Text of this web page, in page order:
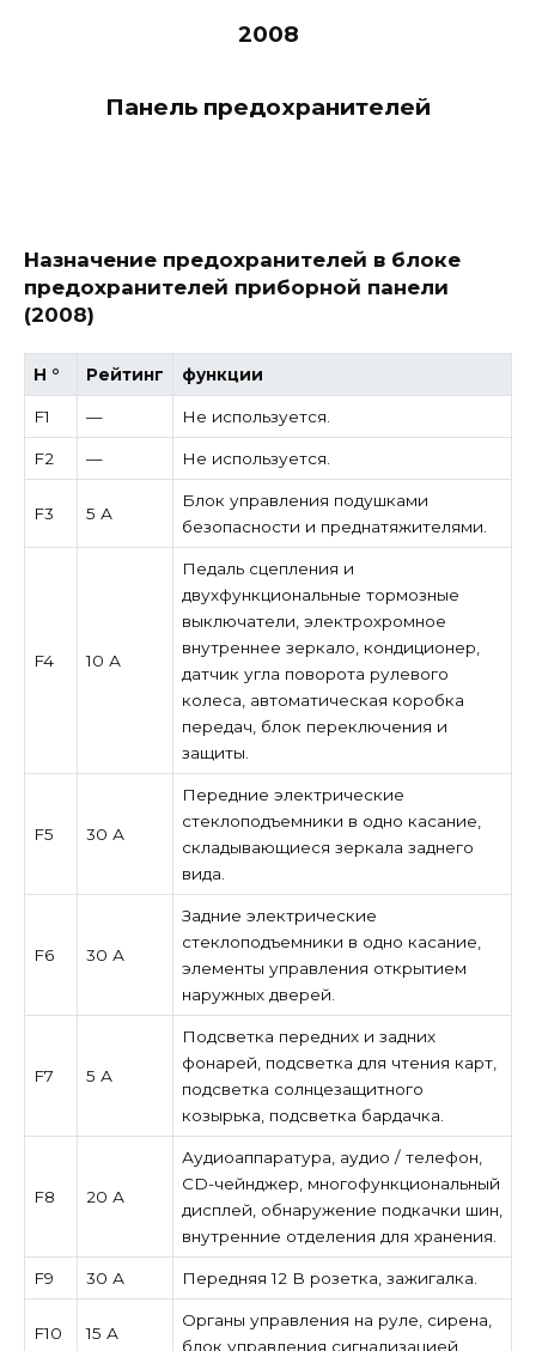
2008
Панель предохранителей
Назначение предохранителей в блоке
предохранителей приборной панели
(2008)
Н ° Рейтинг функции
F1 — Не используется.
F2 — Не используется.
F3 5 А
Блок управления подушками
безопасности и преднатяжителями.
F4 10 А
Педаль сцепления и
двухфункциональные тормозные
выключатели, электрохромное
внутреннее зеркало, кондиционер,
датчик угла поворота рулевого
колеса, автоматическая коробка
передач, блок переключения и
защиты.
F5 30 А
Передние электрические
стеклоподъемники в одно касание,
складывающиеся зеркала заднего
вида.
F6 30 А
Задние электрические
стеклоподъемники в одно касание,
элементы управления открытием
наружных дверей.
F7 5 А
Подсветка передних и задних
фонарей, подсветка для чтения карт,
подсветка солнцезащитного
козырька, подсветка бардачка.
F8 20 А
Аудиоаппаратура, аудио / телефон,
CD-чейнджер, многофункциональный
дисплей, обнаружение подкачки шин,
внутренние отделения для хранения.
F9 30 А Передняя 12 В розетка, зажигалка.
F10 15 А
Органы управления на руле, сирена,
блок управления сигнализацией.